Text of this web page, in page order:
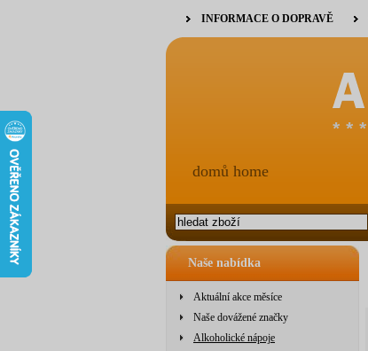
Naše nabídka
Aktuální akce měsíce
Naše dovážené značky
Alkoholické nápoje
INFORMACE O DOPRAVĚ
domů home